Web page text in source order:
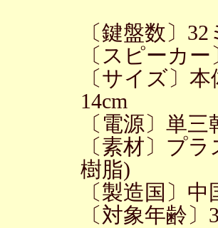
〔鍵盤数〕
〔スピーカ
〔サイズ〕
14cm
〔電源〕単
〔素材〕プ
樹脂)
〔製造国〕中
〔対象年齢〕